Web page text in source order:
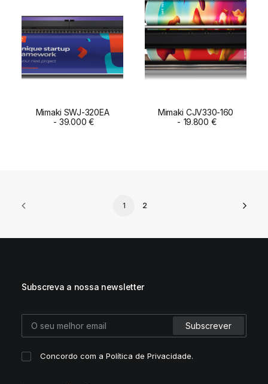
ADD TO CART
Mimaki SWJ-320EA
39.000€ ADD TO CART
Mimaki CJV330-160
19.800 €
1 2
Subscreva a nossa newsletter
Concordo com aPolítica de Privacidade.